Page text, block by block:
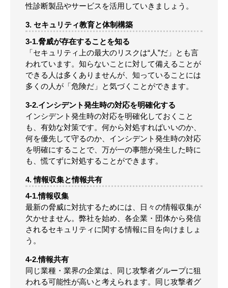
性診断製品やサービスを活用していきましょう。
3. セキュリティ教育と体制構築
3-1.脅威が存在することを知る
「セキュリティ上の最大のリスクは“人”だ」とも言
われています。知らないことに対して備えることが
できる人は多くありませんが、知っていることには
多くの人が「危険だ」と気づくことができます。
3-2.インシデント発生時の対応を明確化する
インシデント発生時の対応を明確化しておくこと
も、有効な対策です。何から対処すればいいのか、
何を優先して守るのか、インシデント発生時の対応
を明確にすることで、万が一の事態が発生した時に
も、慌てずに対処することができます。
4. 情報収集と情報共有
4-1.情報収集
最新の脅威に対抗するためには、日々の情報収集が
欠かせません。弊社を始め、各企業・団体から発信
されるセキュリティに関する情報に目を向けましょ
う。
4-2.情報共有
同じ業種・業界の企業は、同じ攻撃者グループに狙
われる可能性が高いと考えられます。同じ攻撃者グ